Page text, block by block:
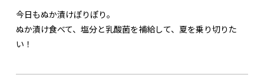
今日もぬか漬けぽりぽり。
ぬか漬け食べて、塩分と乳酸菌を補給して、夏を乗り切りた
い！